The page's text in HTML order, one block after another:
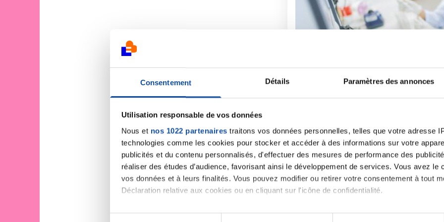
Consentement Détails Paramètres des annonces
Utilisation responsable de vos données
Nous et nos 1022 partenaires traitons vos données personnelles, telles que votre adresse
technologies comme les cookies pour stocker et accéder à des informations sur votre
publicités et du contenu personnalisés, d'effectuer des mesures de performance des
réaliser des études d’audience, favorisant ainsi le développement de services. Vous avez le
vos données et à leurs finalités. Vous pouvez modifier ou retirer votre consentement à tout
Déclaration relative aux cookies ou en cliquant sur l'icône de confidentialité.
Si vous le permettez, nous aimerions également :
Faites un don et
contre le cancer
Vos contributions permettent definancer
prévention, accompagner chaque
santé!